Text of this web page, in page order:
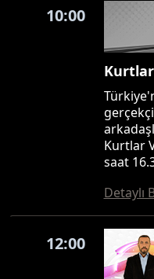
10:00
Kurtlar
saat
Detaylı
12:00